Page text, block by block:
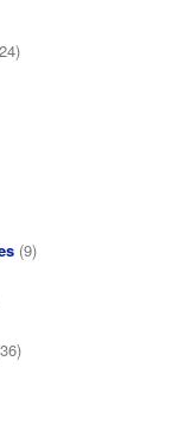
(9)